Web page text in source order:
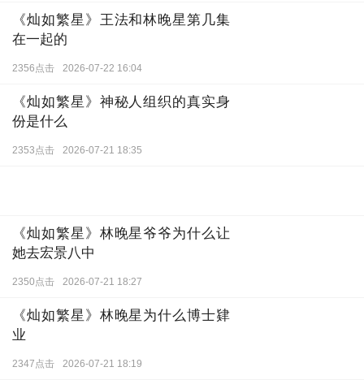
《灿如繁星》王法和林晚星第几集
在一起的
2356点击 2026-07-22 16:04
《灿如繁星》神秘人组织的真实身
份是什么
2353点击 2026-07-21 18:35
《灿如繁星》林晚星爷爷为什么让
她去宏景八中
2350点击 2026-07-21 18:27
《灿如繁星》林晚星为什么博士肄
业
2347点击 2026-07-21 18:19